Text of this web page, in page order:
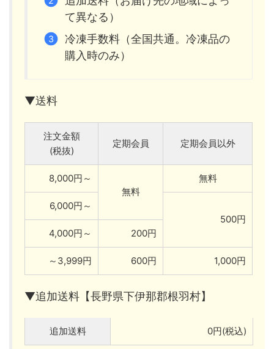
て異なる）
冷凍手数料（全国共通。冷凍品の
購入時のみ）
▼送料
注文金額
(税抜)
定期会員 定期会員以外
8,000円～
無料
無料
6,000円～
500円
4,000円～
200円
～3,999円 600円 1,000円
▼追加送料【長野県下伊那郡根羽村】
追加送料 0円(税込)